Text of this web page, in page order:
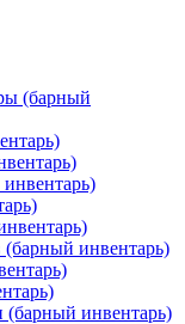
(барный
инвентарь)
инвентарь)